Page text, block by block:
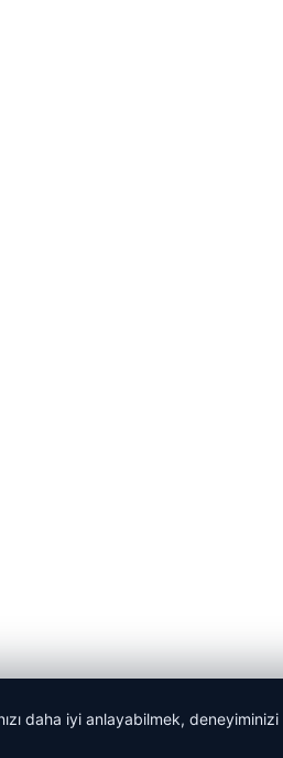
daha iyi anlayabilmek,